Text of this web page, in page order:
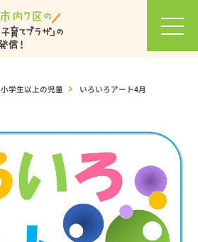
小学生以上の児童 >
いろいろアート4月